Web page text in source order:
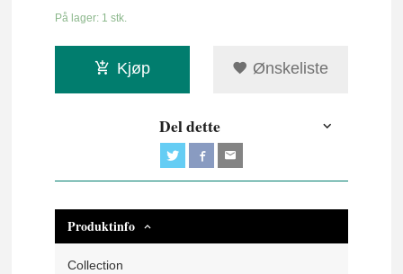
På lager: 1 stk.
Kjøp Ønskeliste
Del dette
Produktinfo
Collection